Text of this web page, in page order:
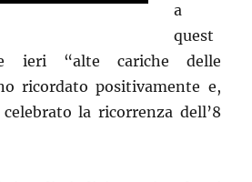
a
quest
ieri “alte cariche delle
ricordato positivamente e,
la ricorrenza dell’8